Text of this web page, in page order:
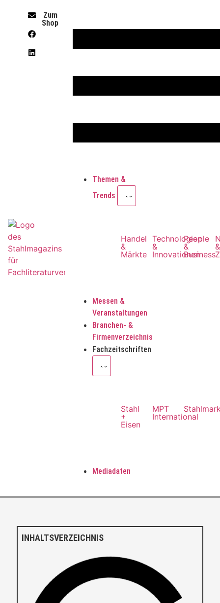
Themen &
Trends
Handel
&
Märkte
Technologien
&
Innovationen
People
&
Business
&
Messen &
Veranstaltungen
Branchen- &
Firmenverzeichnis
Fachzeitschriften
Stahl
+
Eisen
MPT
International
Mediadaten
Zum
Shop
INHALTSVERZEICHNIS